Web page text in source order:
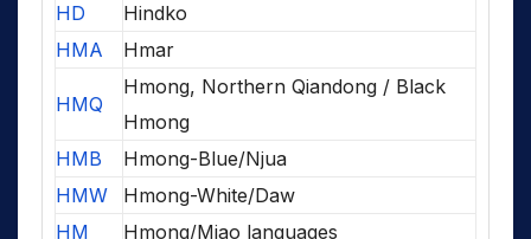
HD
Hindko
HMA
Hmar
HMQ
Hmong, Northern Qiandong / Black
Hmong
HMB
Hmong-Blue/Njua
HMW
Hmong-White/Daw
HM
Hmong/Miao languages